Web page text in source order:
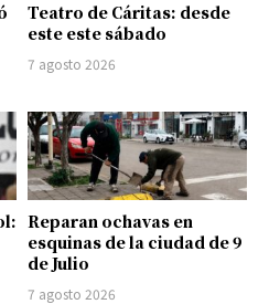
Teatro de Cáritas: desde
este este sábado
7 agosto 2026
Reparan ochavas en
esquinas de la ciudad de 9
de Julio
7 agosto 2026